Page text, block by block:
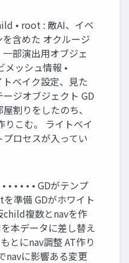
• root : 敵AI、イベ
含めた オクルージ
部演出⽤オブジェ
メッシュ情報 •
ベイク設定、⾒た
ジオブジェクト GD
割りをしたのち、
りこむ。 ライトベイ
ロセスが⼊ってい
• • • • • GDがテンプ
準備 GDがホワイト
child複数とnavを作
本データに差し替え
とにnav調整 AT作り
navに影響ある変更